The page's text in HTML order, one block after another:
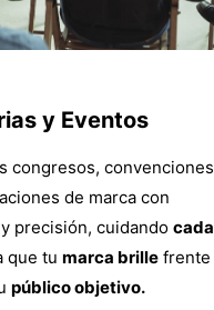
y Eventos
congresos, convenciones
de marca con
precisión, cuidandocada
que tumarca brille frente
público objetivo.